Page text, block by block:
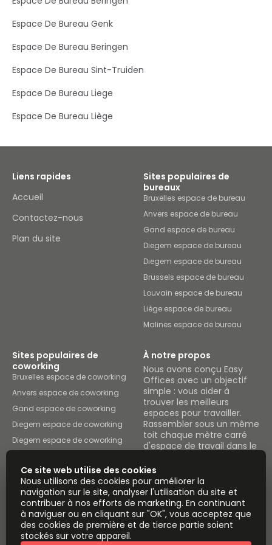
Espace De Bureau Genk
Espace De Bureau Beringen
Espace De Bureau Sint-Truiden
Espace De Bureau Liege
Espace De Bureau Liège
Liens rapides
Accueil
Contactez-nous
Plan du site
Sites populaires de
bureaux
Bruxelles espace de bureau
Anvers espace de bureau
Gand espace de bureau
Diegem espace de bureau
Diegem espace de bureau
Brussels espace de bureau
Louvain espace de bureau
Liège espace de bureau
Malines espace de bureau
Sites populaires de
coworking
Bruxelles espace de coworking
Anvers espace de coworking
Gand espace de coworking
Diegem espace de coworking
Diegem espace de coworking
Louvain espace de coworking
Liège espace de coworking
Malines espace de coworking
À notre propos
Nous avons conçu Easy
Offices avec un objectif
simple : vous aider à
trouver les meilleurs
espaces pour travailler.
Rassembler sous un même
toit chaque mètre carré
d'espace de travail dans le
Parcourir les espaces
Instant Offices Coworker
The Instant Group Coworking Insights
Ce site web utilise des cookies
Nous utilisons des cookies pour améliorer la
navigation sur le site, analyser l'utilisation du site et
contribuer à nos efforts de marketing. En continuant
à naviguer ou en cliquant sur "OK", vous acceptez que
des cookies de première et de tierce partie soient
stockés sur votre appareil.